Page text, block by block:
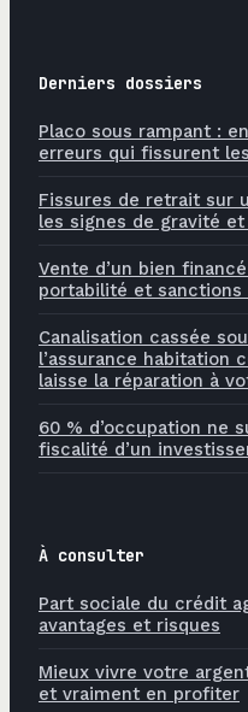
Derniers dossiers
Placo sous rampant :
erreurs qui fissurent
Fissures de retrait sur
les signes de gravité
Vente d’un bien
portabilité et sanctions
Canalisation cassée
l’assurance habitation
laisse la réparation à
60 % d’occupation ne
fiscalité d’un
À consulter
Part sociale du crédit
avantages et risques
Mieux vivre votre
et vraiment en profiter